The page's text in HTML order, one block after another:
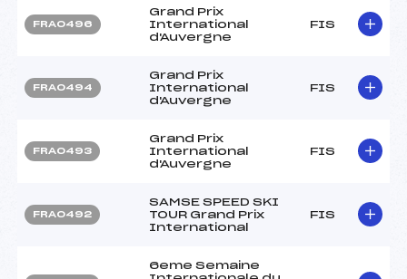
FRA0496
Grand Prix
International
d'Auvergne
FIS
FRA0494
Grand Prix
International
d'Auvergne
FIS
FRA0493
Grand Prix
International
d'Auvergne
FIS
FRA0492
SAMSE SPEED SKI
TOUR Grand Prix
International
FIS
6eme Semaine